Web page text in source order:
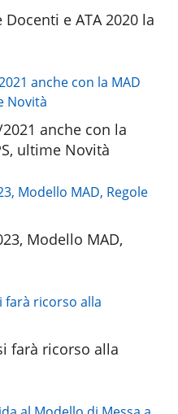
e ATA 2020 la
anche con la
ultime Novità
Modello MAD,
farà ricorso alla